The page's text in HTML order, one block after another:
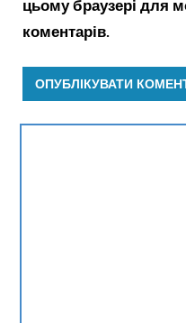
цьому браузері для
коментарів.